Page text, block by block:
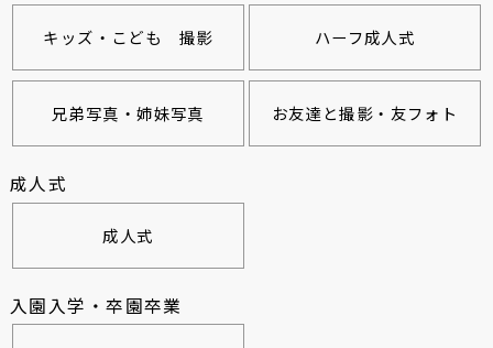
キッズ・こども 撮影 ハーフ成人式
兄弟写真・姉妹写真 お友達と撮影・友フォト
成人式
成人式
入園入学・卒園卒業